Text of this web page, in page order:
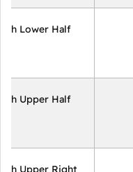
Lower Half
Upper Half
Upper Right